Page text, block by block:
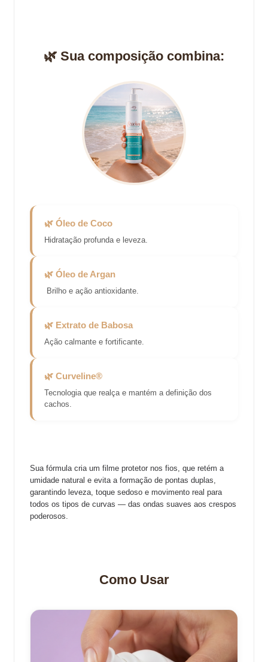
🌿 Sua composição combina:
🌿 Óleo de Coco
Hidratação profunda e leveza.
🌿 Óleo de Argan
Brilho e ação antioxidante.
🌿 Extrato de Babosa
Ação calmante e fortificante.
🌿 Curveline®
Tecnologia que realça e mantém a definição dos
cachos.
Sua fórmula cria um filme protetor nos fios, que retém a
umidade natural e evita a formação de pontas duplas,
garantindo leveza, toque sedoso e movimento real para
todos os tipos de curvas — das ondas suaves aos crespos
poderosos.
Como Usar